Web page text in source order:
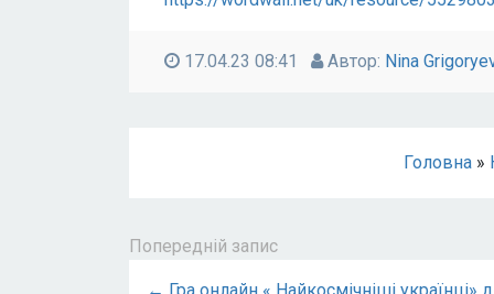
17.04.23 08:41 Автор: Nina
Головна »
Попередній запис